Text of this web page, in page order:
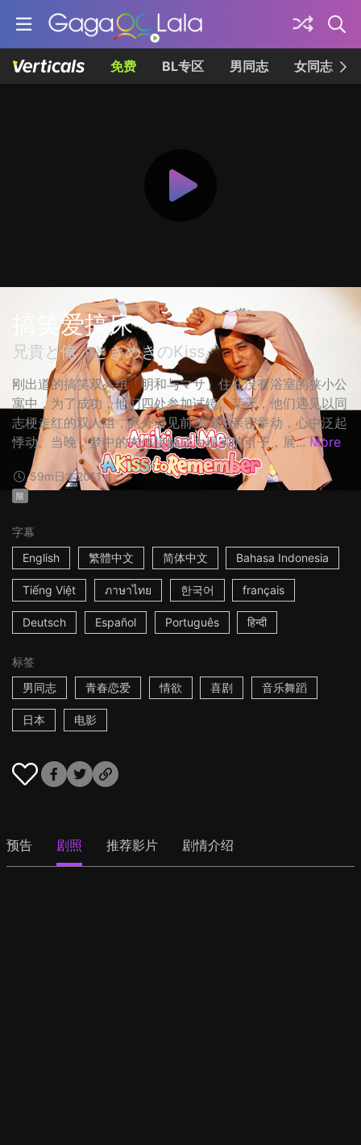
免费 BL专区 男同志 女同志
搞笑爱搞床
兄貴と俺／ときめきのKiss
刚出道的搞笑双人组「明和与マサ」住在没有浴室的狭小公
寓中，为了成功，他们四处参加试镜。某天，他们遇见以同
志梗走红的双人组，意外看见前辈间的亲密举动，心中泛起
悸动。当晚，梦中的肉体接触成为现实的引子，展... More
59m日本2011
限
字幕
English
繁體中文 简体中文 Bahasa Indonesia
Tiếng Việt ภาษาไทย 한국어 français
Deutsch Español Português हिन्दी
标签
男同志
青春恋爱 情欲 喜剧 音乐舞蹈
日本 电影
预告 剧照 推荐影片 剧情介绍